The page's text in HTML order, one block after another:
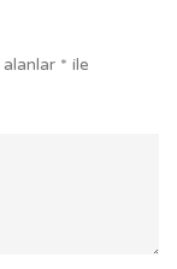
alanlar * ile